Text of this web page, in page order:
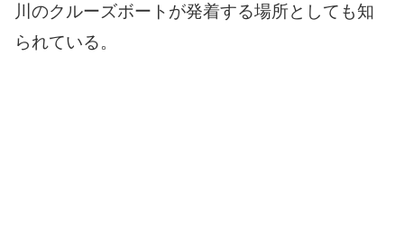
川のクルーズボートが発着する場所としても知
られている。